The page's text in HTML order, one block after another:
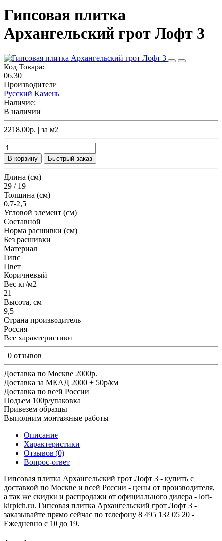
Гипсовая плитка
Архангельский грот Лофт 3
Код Товара:
06.30
Производители
Русский Камень
Наличие:
В наличии
2218.00р. | за м2
В корзину Быстрый заказ
Длина (см)
29 / 19
Толщина (см)
0,7-2,5
Угловой элемент (см)
Составной
Норма расшивки (см)
Без расшивки
Материал
Гипс
Цвет
Коричневый
Вес кг/м2
21
Высота, см
9,5
Страна производитель
Россия
Все характеристики
0 отзывов
Доставка по Москве 2000р.
Доставка за МКАД 2000 + 50р/км
Доставка по всей России
Подъем 100р/упаковка
Привезем образцы
Выполним монтажные работы
Описание
Характеристики
Отзывов (0)
Вопрос-ответ
Гипсовая плитка Архангельский грот Лофт 3 - купить с
доставкой по Москве и всей России - цены от производителя,
а так же скидки и распродажи от официального дилера - loft-
kirpich.ru. Гипсовая плитка Архангельский грот Лофт 3 -
заказывайте прямо сейчас по телефону 8 495 132 05 20 -
Ежедневно с 10 до 19.